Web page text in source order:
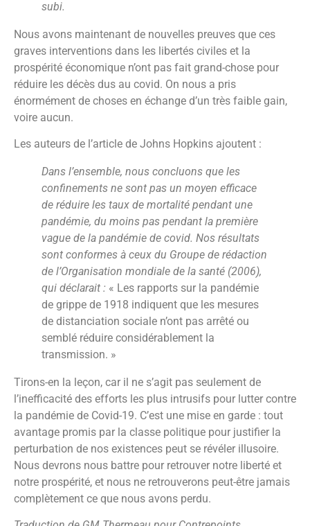
subi.
Nous avons maintenant de nouvelles preuves que ces
graves interventions dans les libertés civiles et la
prospérité économique n’ont pas fait grand-chose pour
réduire les décès dus au covid. On nous a pris
énormément de choses en échange d’un très faible gain,
voire aucun.
Les auteurs de l’article de Johns Hopkins ajoutent :
Dans l’ensemble, nous concluons que les
confinements ne sont pas un moyen efficace
de réduire les taux de mortalité pendant une
pandémie, du moins pas pendant la première
vague de la pandémie de covid. Nos résultats
sont conformes à ceux du Groupe de rédaction
de l’Organisation mondiale de la santé (2006),
qui déclarait : « Les rapports sur la pandémie
de grippe de 1918 indiquent que les mesures
de distanciation sociale n’ont pas arrêté ou
semblé réduire considérablement la
transmission. »
Tirons-en la leçon, car il ne s’agit pas seulement de
l’inefficacité des efforts les plus intrusifs pour lutter contre
la pandémie de Covid-19. C’est une mise en garde : tout
avantage promis par la classe politique pour justifier la
perturbation de nos existences peut se révéler illusoire.
Nous devrons nous battre pour retrouver notre liberté et
notre prospérité, et nous ne retrouverons peut-être jamais
complètement ce que nous avons perdu.